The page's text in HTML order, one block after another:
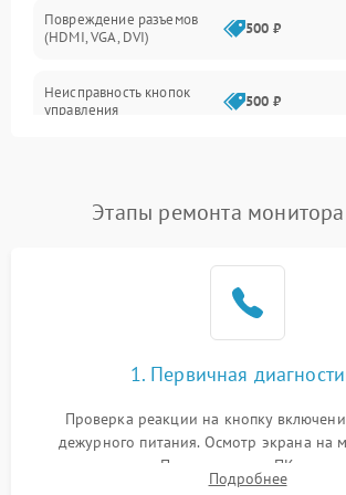
Повреждение разъемов
(HDMI, VGA, DVI)
500 ₽
Неисправность кнопок
управления
500 ₽
Повреждение кабеля
1000 ₽
Поломка системы
автоматического
1000 ₽
Неисправность системы
1000 ₽
Этапы ремонта монитора
1. Первичная
Проверка реакции на кнопку
дежурного питания. Осмотр экрана на
повреждения. Подключение к ПК для
изображения, работы подсветки и
Подробнее